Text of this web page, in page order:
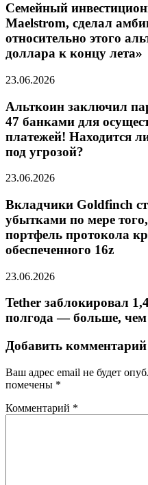
Семейный
Maelstrom, сделал
относительно этого
доллара к концу лета»
23.06.2026
Альткоин заключил
47 банками для
платежей! Находится
под угрозой?
23.06.2026
Вкладчики Goldfinch
убытками по мере
портфель протокола
обеспеченного 16z
23.06.2026
Tether заблокировал
полгода — больше,
Добавить комментарий
Ваш адрес email не будет
помечены *
Комментарий *